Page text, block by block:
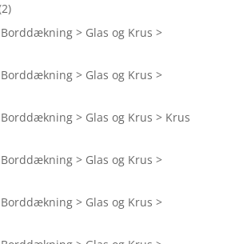
> Glas og Krus >
> Glas og Krus >
> Glas og Krus > Krus
> Glas og Krus >
> Glas og Krus >